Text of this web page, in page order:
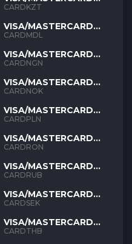
KZT
CARDKZT
VISA/MASTERCARD
MDL
CARDMDL
VISA/MASTERCARD
NGN
CARDNGN
VISA/MASTERCARD
NOK
CARDNOK
VISA/MASTERCARD
PLN
CARDPLN
VISA/MASTERCARD
RON
CARDRON
VISA/MASTERCARD
RUB
CARDRUB
VISA/MASTERCARD
SEK
CARDSEK
VISA/MASTERCARD
THB
CARDTHB